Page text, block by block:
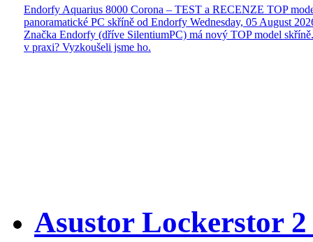
Endorfy Aquarius 8000 Corona – TEST a RECENZE TOP
panoramatické PC skříně od Endorfy Wednesday, 05 August
Značka Endorfy (dříve SilentiumPC) má nový TOP model
v praxi? Vyzkoušeli jsme ho.
Asustor Lockerstor